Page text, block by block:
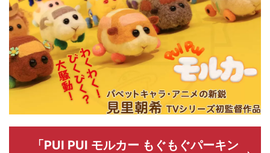
「PUI PUI モルカー もぐもぐパーキン